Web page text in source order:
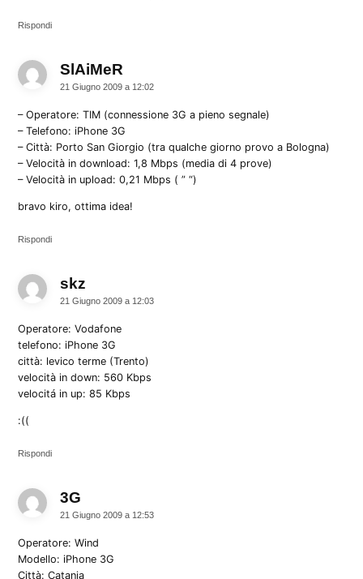
Rispondi
SlAiMeR
21 Giugno 2009 a 12:02
– Operatore: TIM (connessione 3G a pieno segnale)
– Telefono: iPhone 3G
– Città: Porto San Giorgio (tra qualche giorno provo a Bologna)
– Velocità in download: 1,8 Mbps (media di 4 prove)
– Velocità in upload: 0,21 Mbps ( ” “)
bravo kiro, ottima idea!
Rispondi
skz
21 Giugno 2009 a 12:03
Operatore: Vodafone
telefono: iPhone 3G
città: levico terme (Trento)
velocità in down: 560 Kbps
velocitá in up: 85 Kbps
:((
Rispondi
3G
21 Giugno 2009 a 12:53
Operatore: Wind
Modello: iPhone 3G
Città: Catania